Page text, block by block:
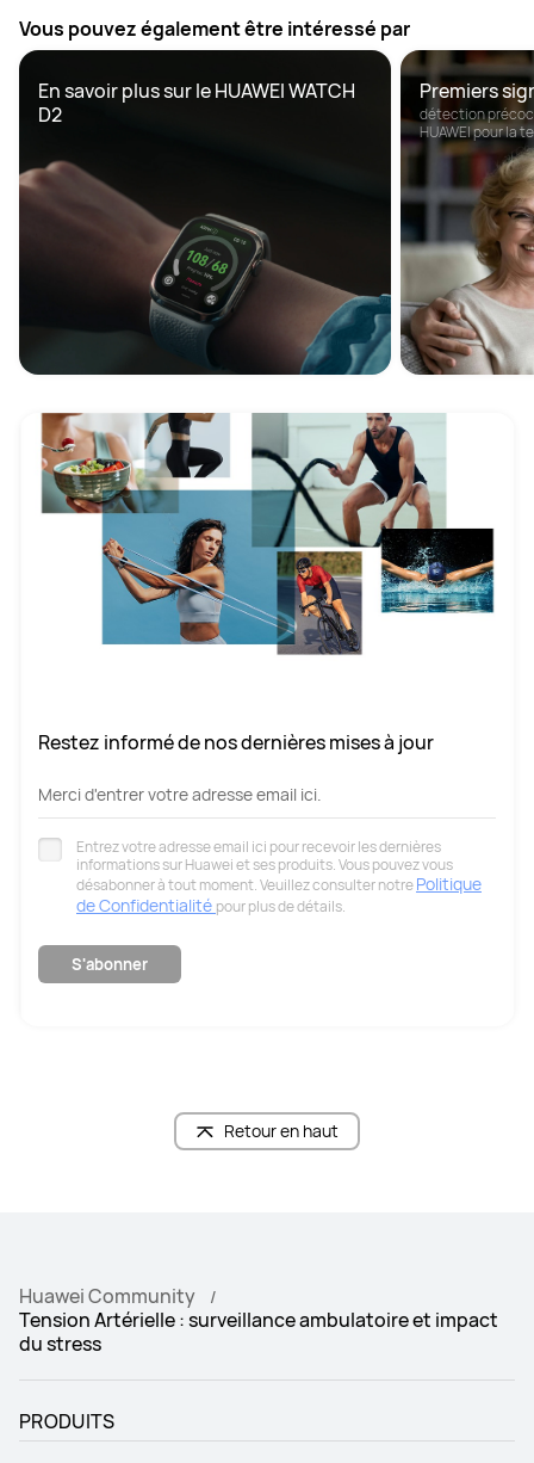
Vous pouvez également être intéressé par
En savoir plus sur le HUAWEI WATCH
D2
Premiers
détection
HUAWEI pour la
Restez informé de nos dernières mises à jour
Merci d'entrer votre adresse email ici.
Entrez votre adresse email ici pour recevoir les dernières
informations sur Huawei et ses produits. Vous pouvez vous
désabonner à tout moment. Veuillez consulter notrePolitique
de Confidentialité pour plus de détails.
S'abonner
Retour en haut
Huawei Community
Tension Artérielle : surveillance ambulatoire et impact
du stress
PRODUITS